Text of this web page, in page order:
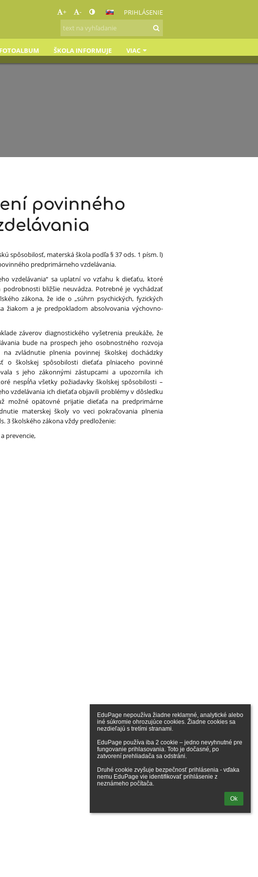
EduPage nepoužíva žiadne reklamné, analytické alebo
iné súkromie ohrozujúce cookies. Žiadne cookies sa
nezdieľajú s tretími stranami.
EduPage používa iba 2 cookie – jedno nevyhnutné pre
fungovanie prihlasovania. Toto je dočasné, po
zatvorení prehliadača sa odstráni.
Druhé cookie zvyšuje bezpečnosť prihlásenia - vďaka
nemu EduPage vie identifikovať prihlásenie z
neznámeho počítača.
Ok
+ - PRIHLÁSENIE
FOTOALBUM ŠKOLA INFORMUJE VIAC
povinného
spôsobilosť, materská škola podľa § 37 ods. 1 písm. l)
predprimárneho vzdelávania.
vzdelávania“ sa uplatní vo vzťahu k dieťaťu, ktoré
bližšie neuvádza. Potrebné je vychádzať
zákona, že ide o „súhrn psychických, fyzických
žiakom a je predpokladom absolvovania výchovno-
záverov diagnostického vyšetrenia preukáže, že
bude na prospech jeho osobnostného rozvoja
zvládnutie plnenia povinnej školskej dochádzky
o školskej spôsobilosti dieťaťa plniaceho povinné
s jeho zákonnými zástupcami a upozornila ich
nespĺňa všetky požiadavky školskej spôsobilosti –
vzdelávania ich dieťaťa objavili problémy v dôsledku
možné opätovné prijatie dieťaťa na predprimárne
materskej školy vo veci pokračovania plnenia
3 školského zákona vždy predloženie:
prevencie,